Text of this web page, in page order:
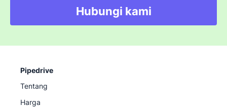
Hubungi kami
Pipedrive
Tentang
Harga